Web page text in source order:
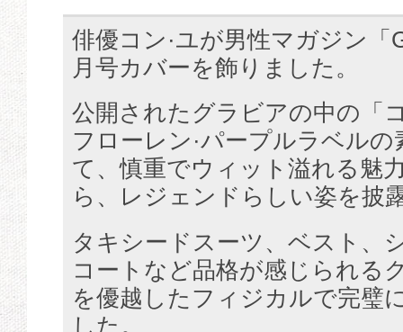
俳優コン·ユが男性マガジン「
月号カバーを飾りました。
公開されたグラビアの中の「
フローレン·パープルラベル
て、慎重でウィット溢れる魅
ら、レジェンドらしい姿を披
タキシードスーツ、ベスト、
コートなど品格が感じられる
を優越したフィジカルで完璧
した。